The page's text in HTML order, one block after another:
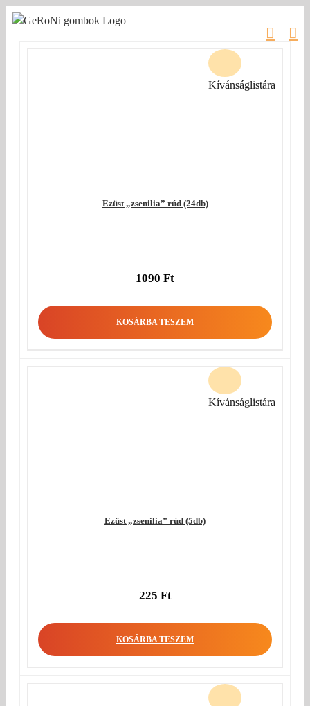
Kihagyás
Ezüst „zsenilia” rúd (24db)
1090 Ft
KOSÁRBA TESZEM
Kívánságlistára
Ezüst „zsenilia” rúd (5db)
225 Ft
KOSÁRBA TESZEM
Kívánságlistára